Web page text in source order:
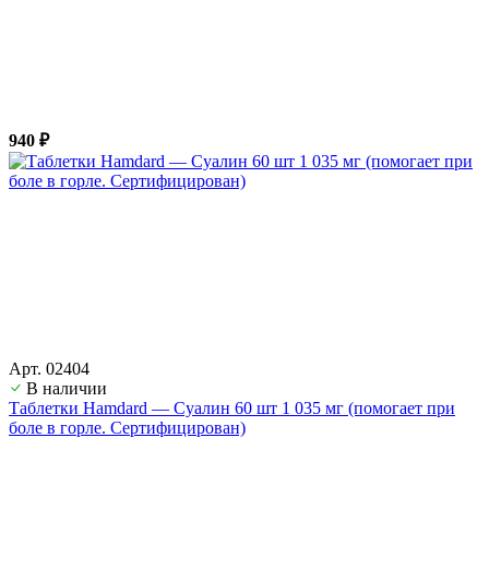
940 ₽
Арт. 02404
В наличии
Таблетки Hamdard — Суалин 60 шт 1 035 мг (помогает при
боле в горле. Сертифицирован)